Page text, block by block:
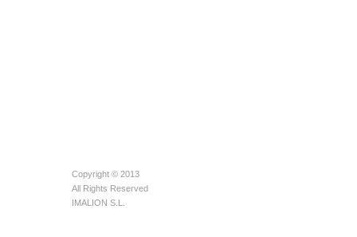
Copyright © 2013
All Rights Reserved
IMALION S.L.